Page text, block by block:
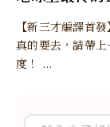
【新三才編譯首
真的要去，請帶
度！ ...